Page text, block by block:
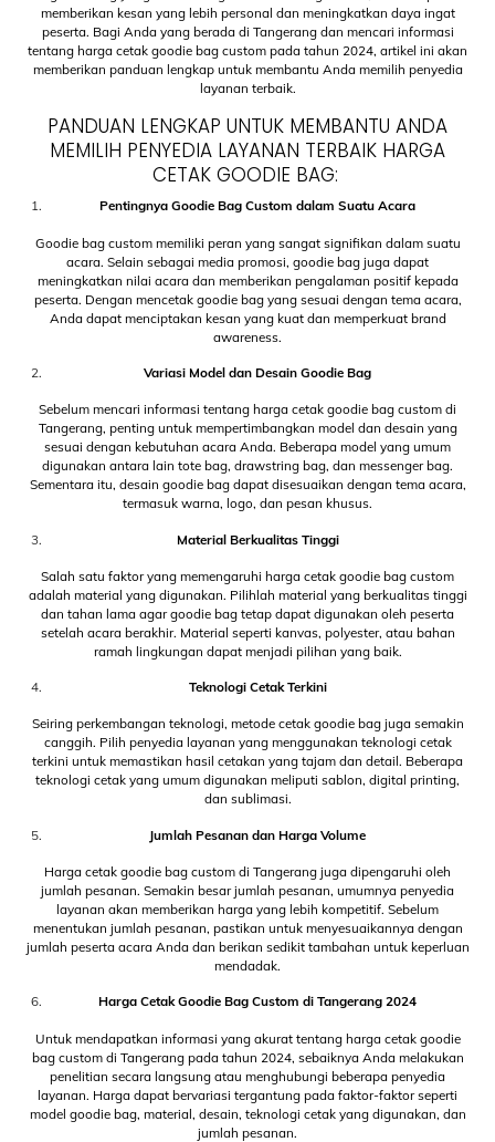
memberikan kesan yang lebih personal dan meningkatkan daya ingat
peserta. Bagi Anda yang berada di Tangerang dan mencari informasi
tentang harga cetak goodie bag custom pada tahun 2024, artikel ini akan
memberikan panduan lengkap untuk membantu Anda memilih penyedia
layanan terbaik.
PANDUAN LENGKAP UNTUK MEMBANTU ANDA
MEMILIH PENYEDIA LAYANAN TERBAIK HARGA
CETAK GOODIE BAG:
Pentingnya Goodie Bag Custom dalam Suatu Acara
Goodie bag custom memiliki peran yang sangat signifikan dalam suatu
acara. Selain sebagai media promosi, goodie bag juga dapat
meningkatkan nilai acara dan memberikan pengalaman positif kepada
peserta. Dengan mencetak goodie bag yang sesuai dengan tema acara,
Anda dapat menciptakan kesan yang kuat dan memperkuat brand
awareness.
Variasi Model dan Desain Goodie Bag
Sebelum mencari informasi tentang harga cetak goodie bag custom di
Tangerang, penting untuk mempertimbangkan model dan desain yang
sesuai dengan kebutuhan acara Anda. Beberapa model yang umum
digunakan antara lain tote bag, drawstring bag, dan messenger bag.
Sementara itu, desain goodie bag dapat disesuaikan dengan tema acara,
termasuk warna, logo, dan pesan khusus.
Material Berkualitas Tinggi
Salah satu faktor yang memengaruhi harga cetak goodie bag custom
adalah material yang digunakan. Pilihlah material yang berkualitas tinggi
dan tahan lama agar goodie bag tetap dapat digunakan oleh peserta
setelah acara berakhir. Material seperti kanvas, polyester, atau bahan
ramah lingkungan dapat menjadi pilihan yang baik.
Teknologi Cetak Terkini
Seiring perkembangan teknologi, metode cetak goodie bag juga semakin
canggih. Pilih penyedia layanan yang menggunakan teknologi cetak
terkini untuk memastikan hasil cetakan yang tajam dan detail. Beberapa
teknologi cetak yang umum digunakan meliputi sablon, digital printing,
dan sublimasi.
Jumlah Pesanan dan Harga Volume
Harga cetak goodie bag custom di Tangerang juga dipengaruhi oleh
jumlah pesanan. Semakin besar jumlah pesanan, umumnya penyedia
layanan akan memberikan harga yang lebih kompetitif. Sebelum
menentukan jumlah pesanan, pastikan untuk menyesuaikannya dengan
jumlah peserta acara Anda dan berikan sedikit tambahan untuk keperluan
mendadak.
Harga Cetak Goodie Bag Custom di Tangerang 2024
Untuk mendapatkan informasi yang akurat tentang harga cetak goodie
bag custom di Tangerang pada tahun 2024, sebaiknya Anda melakukan
penelitian secara langsung atau menghubungi beberapa penyedia
layanan. Harga dapat bervariasi tergantung pada faktor-faktor seperti
model goodie bag, material, desain, teknologi cetak yang digunakan, dan
jumlah pesanan.